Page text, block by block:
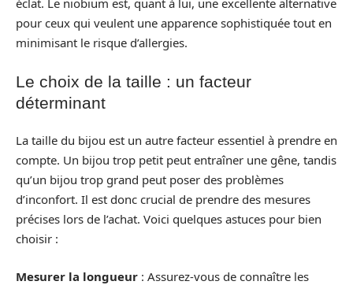
éclat. Le niobium est, quant à lui, une excellente alternative
pour ceux qui veulent une apparence sophistiquée tout en
minimisant le risque d’allergies.
Le choix de la taille : un facteur
déterminant
La taille du bijou est un autre facteur essentiel à prendre en
compte. Un bijou trop petit peut entraîner une gêne, tandis
qu’un bijou trop grand peut poser des problèmes
d’inconfort. Il est donc crucial de prendre des mesures
précises lors de l’achat. Voici quelques astuces pour bien
choisir :
Mesurer la longueur : Assurez-vous de connaître les